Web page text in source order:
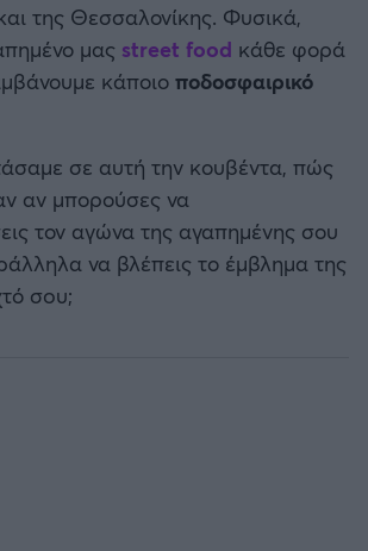
Μαδρίτης
της Θεσσαλονίκης. Φυσικά,
μας street food κάθε φορά
κάποιο ποδοσφαιρικό
σε αυτή την κουβέντα, πώς
αν μπορούσες να
τον αγώνα της αγαπημένης σου
να βλέπεις το έμβλημα της
σoυ;